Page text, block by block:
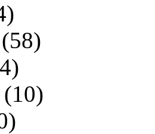
(58)
(10)